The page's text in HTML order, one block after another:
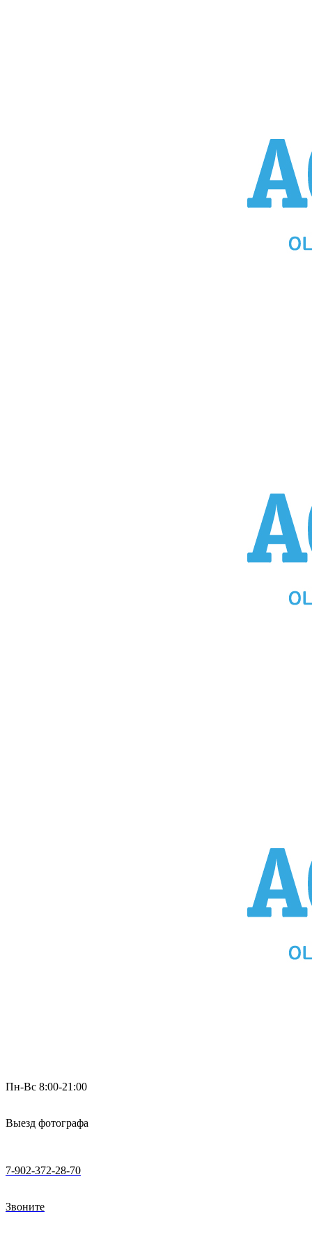
Пн-Вс 8:00-21:00
Выезд фотографа
7-902-372-28-70
Звоните